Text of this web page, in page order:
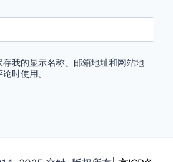
我的显示名称、邮箱地址和网站地
时使用。